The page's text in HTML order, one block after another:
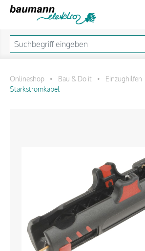
Onlineshop • Bau & Do it • Einzughilfen
Starkstromkabel